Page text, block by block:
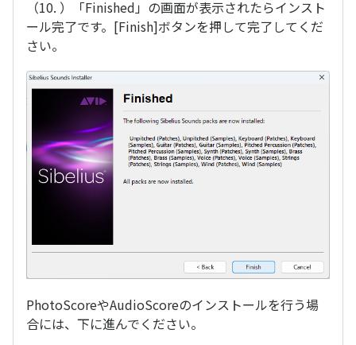
（10. ）「Finished」の画面が表示されたらインスト
ール完了です。[Finish]ボタンを押して完了してくだ
さい。
PhotoScoreやAudioScoreのインストールを行う場
合には、下に進んでください。